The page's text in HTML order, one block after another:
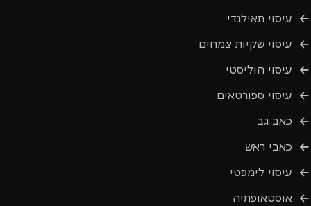
עיסוי תאילנדי
עיסוי שקיות צמחים
עיסוי הוליסטי
עיסוי ספורטאים
כאב גב
כאבי ראש
עיסוי לימפטי
אוסטאופתיה